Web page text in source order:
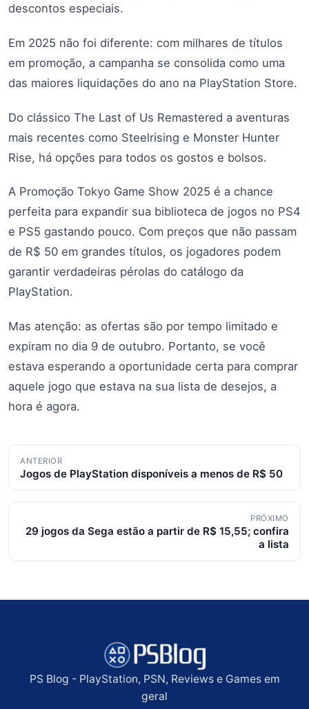
descontos especiais.
Em 2025 não foi diferente: com milhares de títulos
em promoção, a campanha se consolida como uma
das maiores liquidações do ano na PlayStation Store.
Do clássico The Last of Us Remastered a aventuras
mais recentes como Steelrising e Monster Hunter
Rise, há opções para todos os gostos e bolsos.
A Promoção Tokyo Game Show 2025 é a chance
perfeita para expandir sua biblioteca de jogos no PS4
e PS5 gastando pouco. Com preços que não passam
de R$ 50 em grandes títulos, os jogadores podem
garantir verdadeiras pérolas do catálogo da
PlayStation.
Mas atenção: as ofertas são por tempo limitado e
expiram no dia 9 de outubro. Portanto, se você
estava esperando a oportunidade certa para comprar
aquele jogo que estava na sua lista de desejos, a
hora é agora.
Navegação
de
posts
ANTERIOR
Jogos de PlayStation disponíveis a menos de R$ 50
PRÓXIMO
29 jogos da Sega estão a partir de R$ 15,55; confira
a lista
PS Blog - PlayStation, PSN, Reviews e Games em
geral